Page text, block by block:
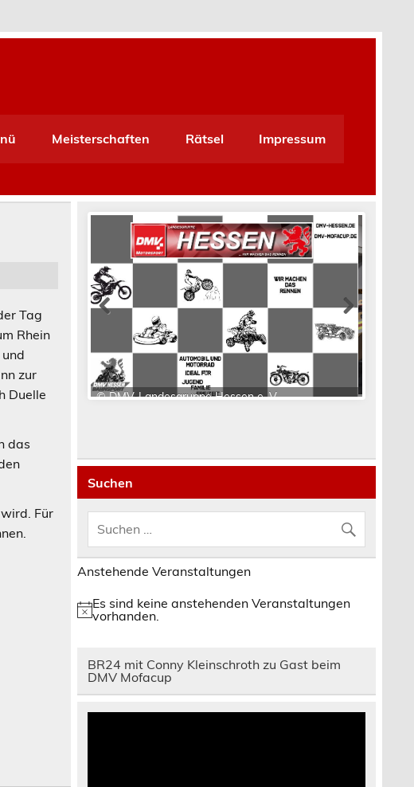
Meisterschaften Rätsel Impressum
Tag
Rhein
zur
Duelle
das
Für
Suchen
Anstehende Veranstaltungen
Hinweis
Es sind keine anstehenden Veranstaltungen
vorhanden.
BR24 mit Conny Kleinschroth zu Gast beim
DMV Mofacup